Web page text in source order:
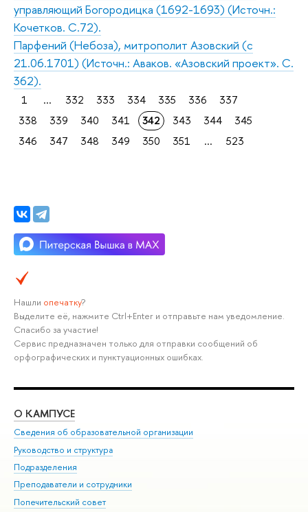
управляющий Богородицка (1692-1693) (Источн.:
Кочетков. С.72).
Парфений (Небоза), митрополит Азовский (с
21.06.1701) (Источн.: Аваков. «Азовский проект». С.
362).
1 ... 332 333 334 335 336
337
338
339 340 341 342 343 344
345
346
347 348 349 350 351 ... 523
Нашли опечатку?
Выделите её, нажмите Ctrl+Enter и отправьте нам уведомление.
Спасибо за участие!
Сервис предназначен только для отправки сообщений об
орфографических и пунктуационных ошибках.
О КАМПУСЕ
Сведения об образовательной организации
Руководство и структура
Подразделения
Преподаватели и сотрудники
Попечительский совет